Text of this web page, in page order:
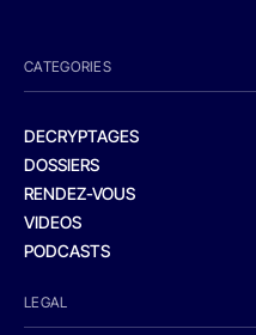
CATEGORIES
DECRYPTAGES
DOSSIERS
RENDEZ-VOUS
VIDEOS
PODCASTS
LEGAL